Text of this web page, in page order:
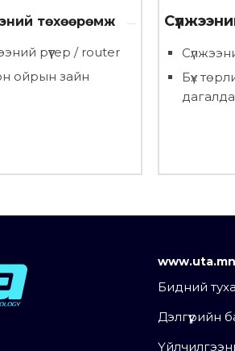
төхөөрөмж
рүүтер / router
ойрын зайн
Бүх
www.uta.mn
Бидний
Дэлгүүрийн